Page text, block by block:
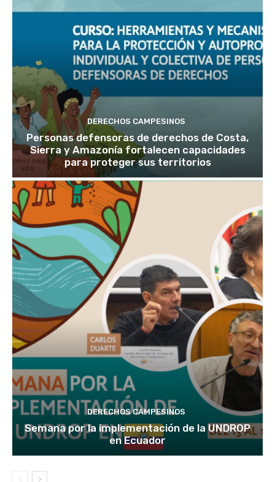
DERECHOS CAMPESINOS
Personas defensoras de derechos de Costa,
Sierra y Amazonía fortalecen capacidades
para proteger sus territorios
DERECHOS CAMPESINOS
Semana por la implementación de la UNDROP
en Ecuador